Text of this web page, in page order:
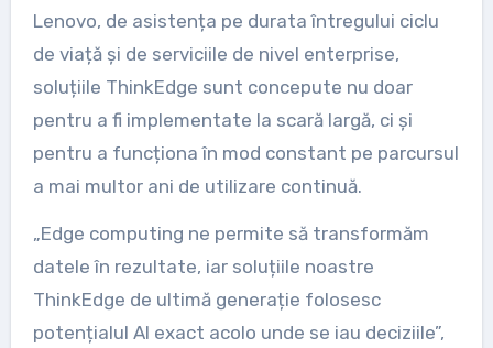
Lenovo, de asistența pe durata întregului ciclu
de viață și de serviciile de nivel enterprise,
soluțiile ThinkEdge sunt concepute nu doar
pentru a fi implementate la scară largă, ci și
pentru a funcționa în mod constant pe parcursul
a mai multor ani de utilizare continuă.
„Edge computing ne permite să transformăm
datele în rezultate, iar soluțiile noastre
ThinkEdge de ultimă generație folosesc
potențialul AI exact acolo unde se iau deciziile”,